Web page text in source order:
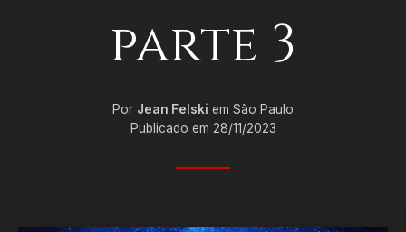
parte 3
Por Jean Felski em São Paulo
Publicado em 28/11/2023